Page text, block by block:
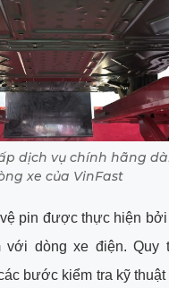
dịch vụ chính hãng
xe của VinFast
pin được thực hiện bởi
với dòng xe điện. Quy
bước kiểm tra kỹ thuật